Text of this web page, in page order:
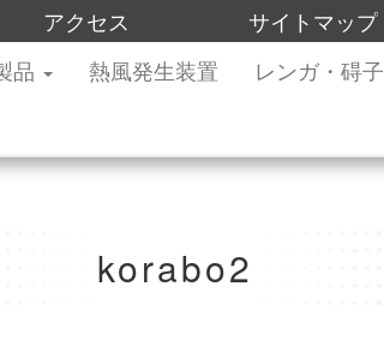
アクセス サイトマップ
品 熱風発生装置 レンガ・碍子
korabo2